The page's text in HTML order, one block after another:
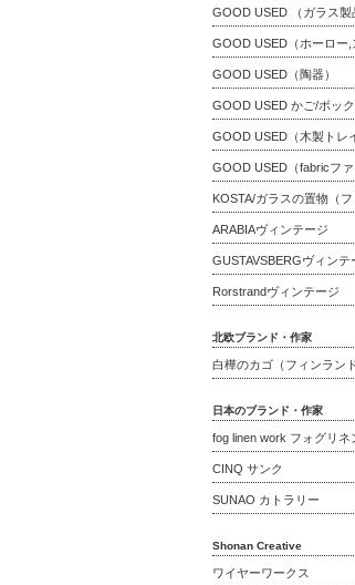
GOOD USED （ガラス製
GOOD USED（ホーロー,
GOOD USED（陶器）
GOOD USED かご/ボック
GOOD USED（木製トレ
GOOD USED（fabricファ
KOSTA/ガラスの置物（フ
ARABIAヴィンテージ
GUSTAVSBERGヴィンテ
Rorstrandヴィンテージ
北欧ブランド・作家
白樺のカゴ（フィンランド
日本のブランド・作家
fog linen work フォグリネ
CINQ サンク
SUNAO カトラリー
Shonan Creative
ワイヤーワークス